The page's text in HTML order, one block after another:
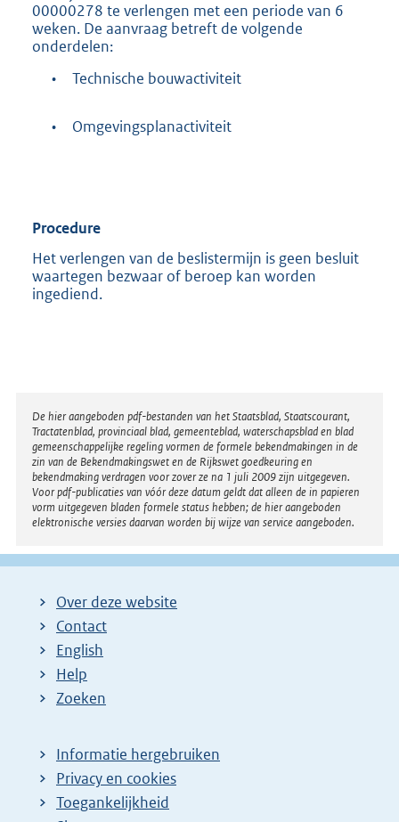
K
b
00000278 te verlengen met een periode van 6
weken. De aanvraag betreft de volgende
onderdelen:
•
Technische bouwactiviteit
• Omgevingsplanactiviteit
Procedure
Het verlengen van de beslistermijn is geen besluit
waartegen bezwaar of beroep kan worden
ingediend.
Disclaimer
De hier aangeboden pdf-bestanden van het Staatsblad, Staatscourant,
Tractatenblad, provinciaal blad, gemeenteblad, waterschapsblad en blad
gemeenschappelijke regeling vormen de formele bekendmakingen in de
zin van de Bekendmakingswet en de Rijkswet goedkeuring en
bekendmaking verdragen voor zover ze na 1 juli 2009 zijn uitgegeven.
Voor pdf-publicaties van vóór deze datum geldt dat alleen de in papieren
vorm uitgegeven bladen formele status hebben; de hier aangeboden
elektronische versies daarvan worden bij wijze van service aangeboden.
Over deze website
Contact
English
Help
Zoeken
Informatie hergebruiken
Privacy en cookies
Toegankelijkheid